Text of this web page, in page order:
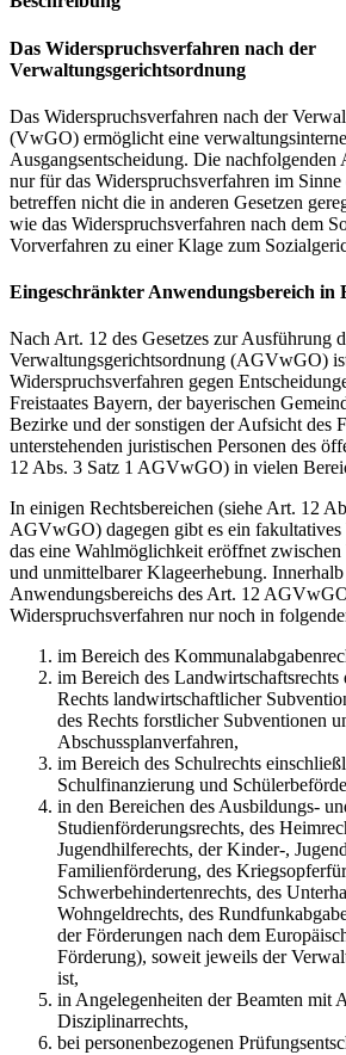
Das Widerspruchsverfahren nach der
Verwaltungsgerichtsordnung
Das Widerspruchsverfahren nach der
(VwGO) ermöglicht eine
Ausgangsentscheidung. Die nachfolgenden
nur für das Widerspruchsverfahren im
betreffen nicht die in anderen Gesetzen
wie das Widerspruchsverfahren nach dem
Vorverfahren zu einer Klage zum
Eingeschränkter Anwendungsbereich in
Nach Art. 12 des Gesetzes zur Ausführung
Verwaltungsgerichtsordnung (AGVwGO)
Widerspruchsverfahren gegen
Freistaates Bayern, der bayerischen
Bezirke und der sonstigen der Aufsicht des
unterstehenden juristischen Personen des
12 Abs. 3 Satz 1 AGVwGO) in vielen
In einigen Rechtsbereichen (siehe Art. 12
AGVwGO) dagegen gibt es ein fakultatives
das eine Wahlmöglichkeit eröffnet
und unmittelbarer Klageerhebung. Innerhalb
Anwendungsbereichs des Art. 12
Widerspruchsverfahren nur noch in
im Bereich des
im Bereich des Landwirtschaftsrechts
Rechts landwirtschaftlicher
des Rechts forstlicher Subventionen
Abschussplanverfahren,
im Bereich des Schulrechts
Schulfinanzierung und
in den Bereichen des Ausbildungs-
Studienförderungsrechts, des
Jugendhilferechts, der Kinder-,
Familienförderung, des
Schwerbehindertenrechts, des
Wohngeldrechts, des
der Förderungen nach dem
Förderung), soweit jeweils der
ist,
in Angelegenheiten der Beamten mit
Disziplinarrechts,
bei personenbezogenen